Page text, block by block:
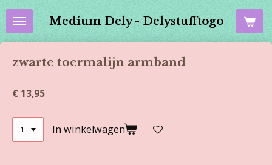
Ga
direct
hoofdinhoud
Medium Dely - Delystufftogo
zwarte toermalijn armband
€ 13,95
In winkelwagen